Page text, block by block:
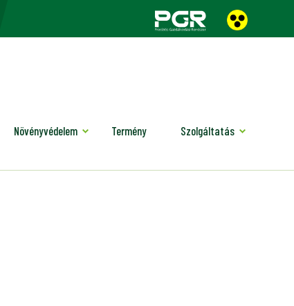
Növényvédelem Termény Szolgáltatás